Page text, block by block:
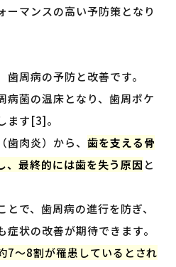
ーマンスの高い予防策となり
周病の予防と改善です。
病菌の温床となり、歯周ポケ
ます[3]。
肉炎）から、 歯を支える骨
、最終的には歯を失う原因 と
で、歯周病の進行を防ぎ、
状の改善が期待できます。
7〜8割が罹患しているとされ